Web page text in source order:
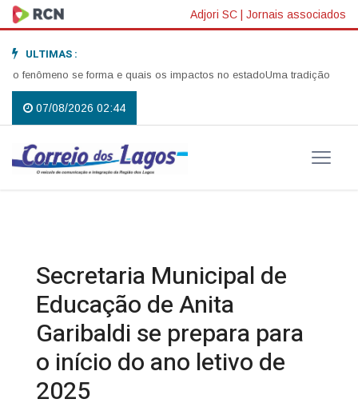
Adjori SC | Jornais associados
ULTIMAS :
se forma e quais os impactos no estadoUma tradição que
07/08/2026 02:44
Secretaria Municipal de
Educação de Anita
Garibaldi se prepara para
o início do ano letivo de
2025